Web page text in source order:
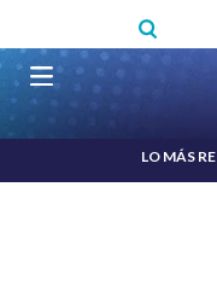
A RTVC
LO MÁS